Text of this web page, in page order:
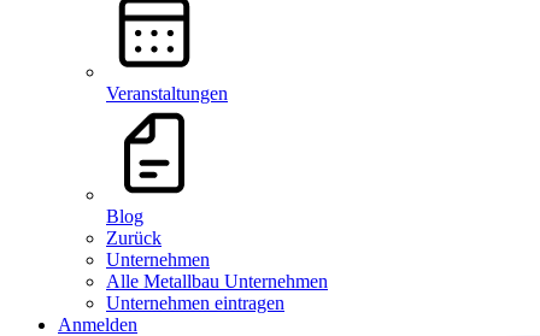
Veranstaltungen
Blog
Zurück
Unternehmen
Alle Metallbau Unternehmen
Unternehmen eintragen
Anmelden